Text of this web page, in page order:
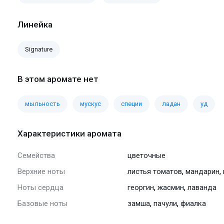
Линейка
Signature
В этом аромате нет
мыльность мускус специи ладан уд
Характеристики аромата
Семейства
цветочные
Верхние ноты
листья томатов, мандарин,
Ноты сердца
георгин, жасмин, лаванда
Базовые ноты
замша, пачули, фиалка